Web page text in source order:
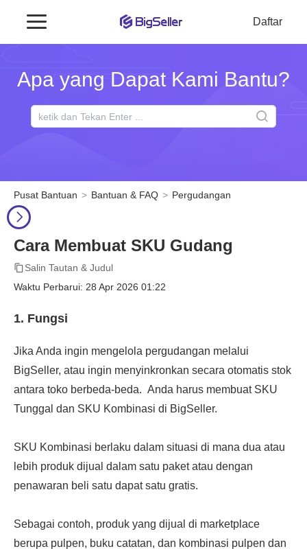
Daftar
Apa yang Dapat Kami Bantu?
Pusat Bantuan Bantuan & FAQ Pergudangan
Cara Membuat SKU Gudang
Salin Tautan & Judul
Waktu Perbarui: 28 Apr 2026 01:22